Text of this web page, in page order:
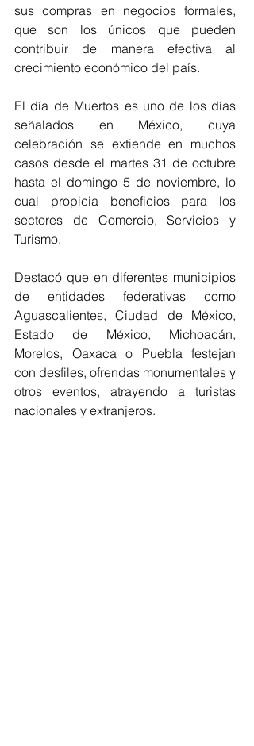
sus compras en negocios formales,
que son los únicos que pueden
contribuir de manera efectiva al
crecimiento económico del país.
El día de Muertos es uno de los días
señalados en México, cuya
celebración se extiende en muchos
casos desde el martes 31 de octubre
hasta el domingo 5 de noviembre, lo
cual propicia beneficios para los
sectores de Comercio, Servicios y
Turismo.
Destacó que en diferentes municipios
de entidades federativas como
Aguascalientes, Ciudad de México,
Estado de México, Michoacán,
Morelos, Oaxaca o Puebla festejan
con desfiles, ofrendas monumentales y
otros eventos, atrayendo a turistas
nacionales y extranjeros.